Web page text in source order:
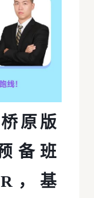
原版
备班
，基